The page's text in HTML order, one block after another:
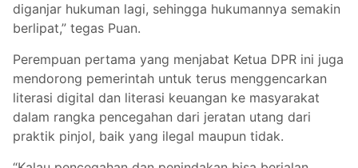
diganjar hukuman lagi, sehingga hukumannya semakin
berlipat,” tegas Puan.
Perempuan pertama yang menjabat Ketua DPR ini juga
mendorong pemerintah untuk terus menggencarkan
literasi digital dan literasi keuangan ke masyarakat
dalam rangka pencegahan dari jeratan utang dari
praktik pinjol, baik yang ilegal maupun tidak.